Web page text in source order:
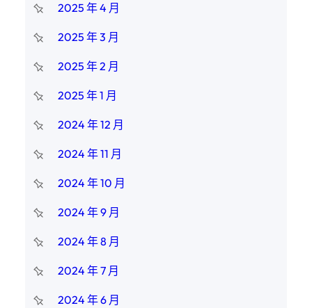
2025 年 4 月
2025 年 3 月
2025 年 2 月
2025 年 1 月
2024 年 12 月
2024 年 11 月
2024 年 10 月
2024 年 9 月
2024 年 8 月
2024 年 7 月
2024 年 6 月